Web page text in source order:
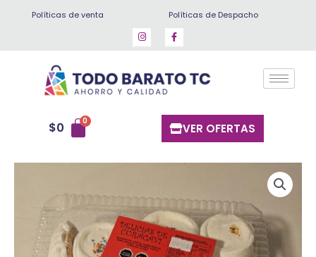
Políticas de venta Políticas de Despacho
$0 VER OFERTAS
champagne
cantidad